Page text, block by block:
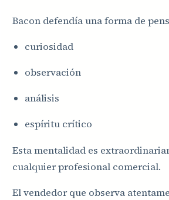
Bacon defendía una forma de
curiosidad
observación
análisis
espíritu crítico
Esta mentalidad es
cualquier profesional comercial.
El vendedor que observa